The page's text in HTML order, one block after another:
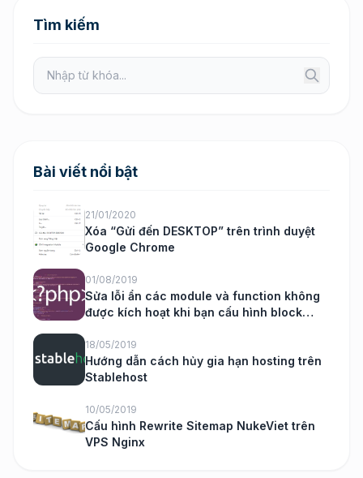
Tìm kiếm
Bài viết nổi bật
21/01/2020
Xóa “Gửi đến DESKTOP” trên trình duyệt
Google Chrome
01/08/2019
Sửa lỗi ẩn các module và function không
được kích hoạt khi bạn cấu hình block
18/05/2019
Hướng dẫn cách hủy gia hạn hosting trên
Stablehost
10/05/2019
Cấu hình Rewrite Sitemap NukeViet trên
VPS Nginx